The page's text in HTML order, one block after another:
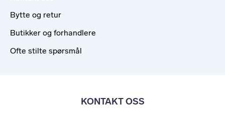
Bytte og retur
Butikker og forhandlere
Ofte stilte spørsmål
KONTAKT OSS